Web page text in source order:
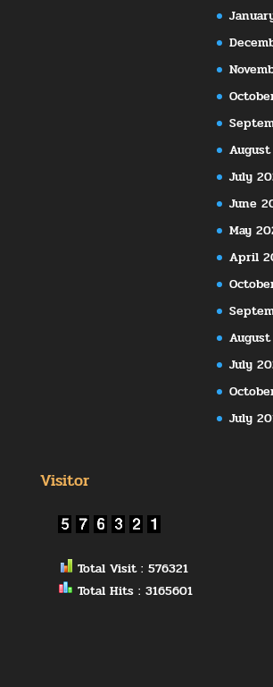
July
June
May
April
July
July
Visitor
Total Visit : 576321
Total Hits : 3165601